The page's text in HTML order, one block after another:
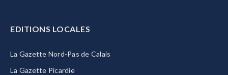
EDITIONS LOCALES
La Gazette Nord-Pas de Calais
La Gazette Picardie